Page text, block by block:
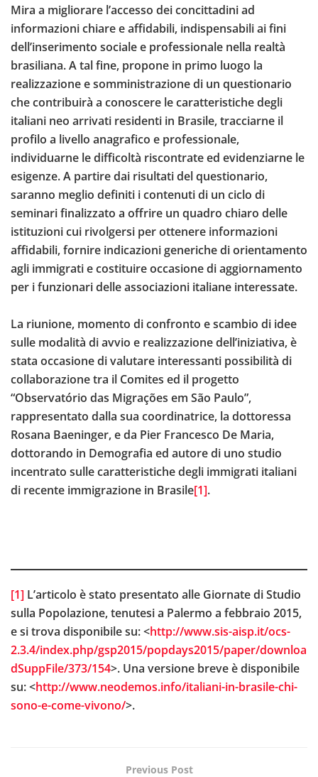
Mira a migliorare l’accesso dei concittadini ad
informazioni chiare e affidabili, indispensabili ai fini
dell’inserimento sociale e professionale nella realtà
brasiliana. A tal fine, propone in primo luogo la
realizzazione e somministrazione di un questionario
che contribuirà a conoscere le caratteristiche degli
italiani neo arrivati residenti in Brasile, tracciarne il
profilo a livello anagrafico e professionale,
individuarne le difficoltà riscontrate ed evidenziarne le
esigenze. A partire dai risultati del questionario,
saranno meglio definiti i contenuti di un ciclo di
seminari finalizzato a offrire un quadro chiaro delle
istituzioni cui rivolgersi per ottenere informazioni
affidabili, fornire indicazioni generiche di orientamento
agli immigrati e costituire occasione di aggiornamento
per i funzionari delle associazioni italiane interessate.
La riunione, momento di confronto e scambio di idee
sulle modalità di avvio e realizzazione dell’iniziativa, è
stata occasione di valutare interessanti possibilità di
collaborazione tra il Comites ed il progetto
“Observatório das Migrações em São Paulo”,
rappresentato dalla sua coordinatrice, la dottoressa
Rosana Baeninger, e da Pier Francesco De Maria,
dottorando in Demografia ed autore di uno studio
incentrato sulle caratteristiche degli immigrati italiani
di recente immigrazione in Brasile[1].
[1] L’articolo è stato presentato alle Giornate di Studio
sulla Popolazione, tenutesi a Palermo a febbraio 2015,
e si trova disponibile su: <http://www.sis-aisp.it/ocs-
2.3.4/index.php/gsp2015/popdays2015/paper/downloa
dSuppFile/373/154>. Una versione breve è disponibile
su: <http://www.neodemos.info/italiani-in-brasile-chi-
sono-e-come-vivono/>.
Previous Post